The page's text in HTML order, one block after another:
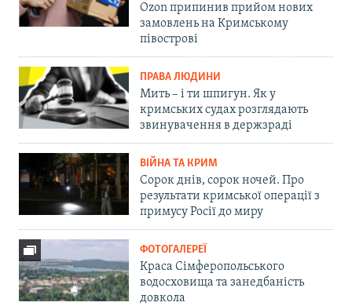
Ozon припинив прийом нових
замовлень на Кримському
півострові
ПРАВА ЛЮДИНИ
Мить – і ти шпигун. Як у
кримських судах розглядають
звинувачення в держзраді
ВІЙНА ТА КРИМ
Сорок днів, сорок ночей. Про
результати кримської операції з
примусу Росії до миру
ФОТОГАЛЕРЕЇ
Краса Сімферопольського
водосховища та занедбаність
довкола